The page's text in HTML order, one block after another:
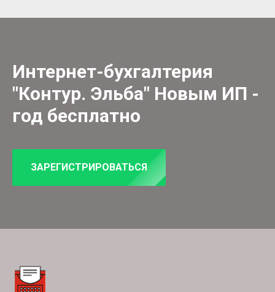
Интернет-бухгалтерия
"Контур. Эльба" Новым ИП -
год бесплатно
ЗАРЕГИСТРИРОВАТЬСЯ